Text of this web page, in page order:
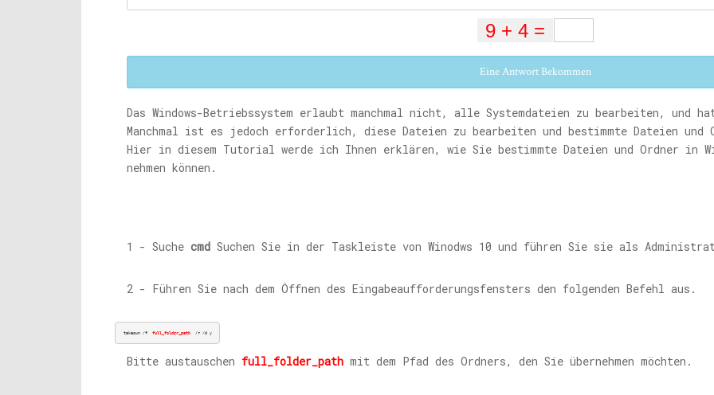
Eine Antwort Bekommen
Das Windows-Betriebssystem erlaubt manchmal nicht, alle Systemdateien zu bearbeiten, und
Manchmal ist es jedoch erforderlich, diese Dateien zu bearbeiten und bestimmte Dateien und
Hier in diesem Tutorial werde ich Ihnen erklären, wie Sie bestimmte Dateien und Ordner in
nehmen können.
1 - Suche cmd Suchen Sie in der Taskleiste von Winodws 10 und führen Sie sie als
2 - Führen Sie nach dem Öffnen des Eingabeaufforderungsfensters den folgenden Befehl aus.
takeown /f full_folder_path
  /r /d y
Bitte austauschen full_folder_path mit dem Pfad des Ordners, den Sie übernehmen möchten.